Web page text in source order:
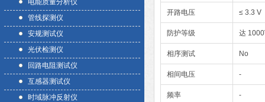
电能质量分析仪
管线探测仪
安规测试仪
光伏检测仪
回路电阻测试仪
互感器测试仪
时域脉冲反射仪
开路电压 ≤ 3.3 V
防护等级 达
相序测试 No
相间电压 -
频率 -